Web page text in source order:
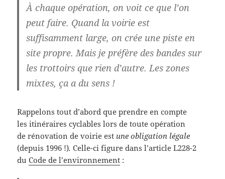
À chaque opération, on voit ce que l’on
peut faire. Quand la voirie est
suffisamment large, on crée une piste en
site propre. Mais je préfère des bandes sur
les trottoirs que rien d’autre. Les zones
mixtes, ça a du sens !
Rappelons tout d’abord que prendre en compte
les itinéraires cyclables lors de toute opération
de rénovation de voirie est une obligation légale
(depuis 1996 !).Celle-ci figure dans l’article L228-2
duCode de l’environnement :